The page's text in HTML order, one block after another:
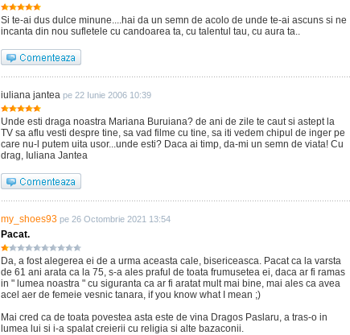
Si te-ai dus dulce minune....hai da un semn de acolo de unde te-ai ascuns si ne
incanta din nou sufletele cu candoarea ta, cu talentul tau, cu aura ta..
iuliana jantea pe 22 Iunie 2006 10:39
Unde esti draga noastra Mariana Buruiana? de ani de zile te caut si astept la
TV sa aflu vesti despre tine, sa vad filme cu tine, sa iti vedem chipul de inger pe
care nu-l putem uita usor...unde esti? Daca ai timp, da-mi un semn de viata! Cu
drag, Iuliana Jantea
my_shoes93 pe 26 Octombrie 2021 13:54
Pacat.
Da, a fost alegerea ei de a urma aceasta cale, bisericeasca. Pacat ca la varsta
de 61 ani arata ca la 75, s-a ales praful de toata frumusetea ei, daca ar fi ramas
in " lumea noastra " cu siguranta ca ar fi aratat mult mai bine, mai ales ca avea
acel aer de femeie vesnic tanara, if you know what I mean ;)
Mai cred ca de toata povestea asta este de vina Dragos Paslaru, a tras-o in
lumea lui si i-a spalat creierii cu religia si alte bazaconii.